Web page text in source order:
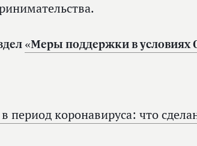
«Меры поддержки в условиях
период коронавируса: что